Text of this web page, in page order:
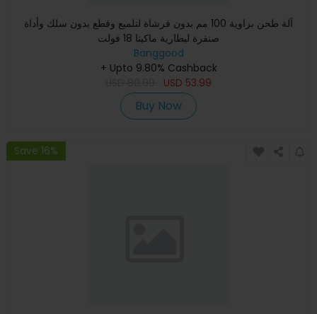
آلة طحن بزاوية 100 مم بدون فرشاة لتلميع وقطع بدون سلك وأداة
صنفرة لبطارية ماكيتا 18 فولت
Banggood
+ Upto 9.80% Cashback
USD 53.99
Buy Now
Save 16%